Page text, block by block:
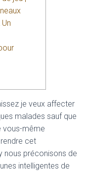
je veux affecter
malades sauf que
vous-même
cet
nous préconisons de
intelligentes de